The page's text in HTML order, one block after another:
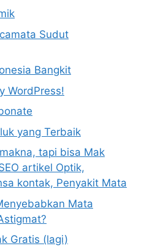
Sudut
Bangkit
WordPress!
yang Terbaik
tapi bisa Mak
artikel Optik,
kontak, Penyakit Mata
Mata
Gratis (lagi)